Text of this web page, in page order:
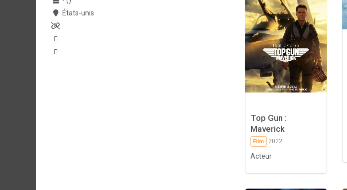
États-unis
Top Gun :
Maverick
Film 2022
Acteur